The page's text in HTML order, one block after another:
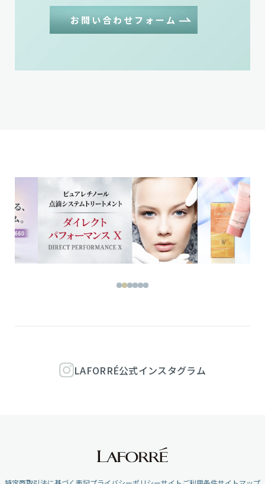
お問い合わせフォーム
LAFORRÉ公式インスタグラム